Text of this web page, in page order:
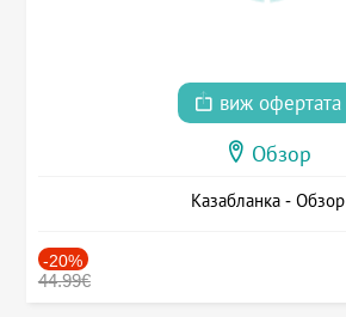
виж офертата
Обзор
Казабланка - Обзор
-20%
44.99€